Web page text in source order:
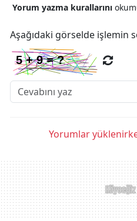
Yorum yazma kurallarını
Aşağıdaki görselde işlemin
Yorumlar